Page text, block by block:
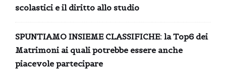
scolastici e il diritto allo studio
SPUNTIAMO INSIEME CLASSIFICHE: la Top6 dei
Matrimoni ai quali potrebbe essere anche
piacevole partecipare